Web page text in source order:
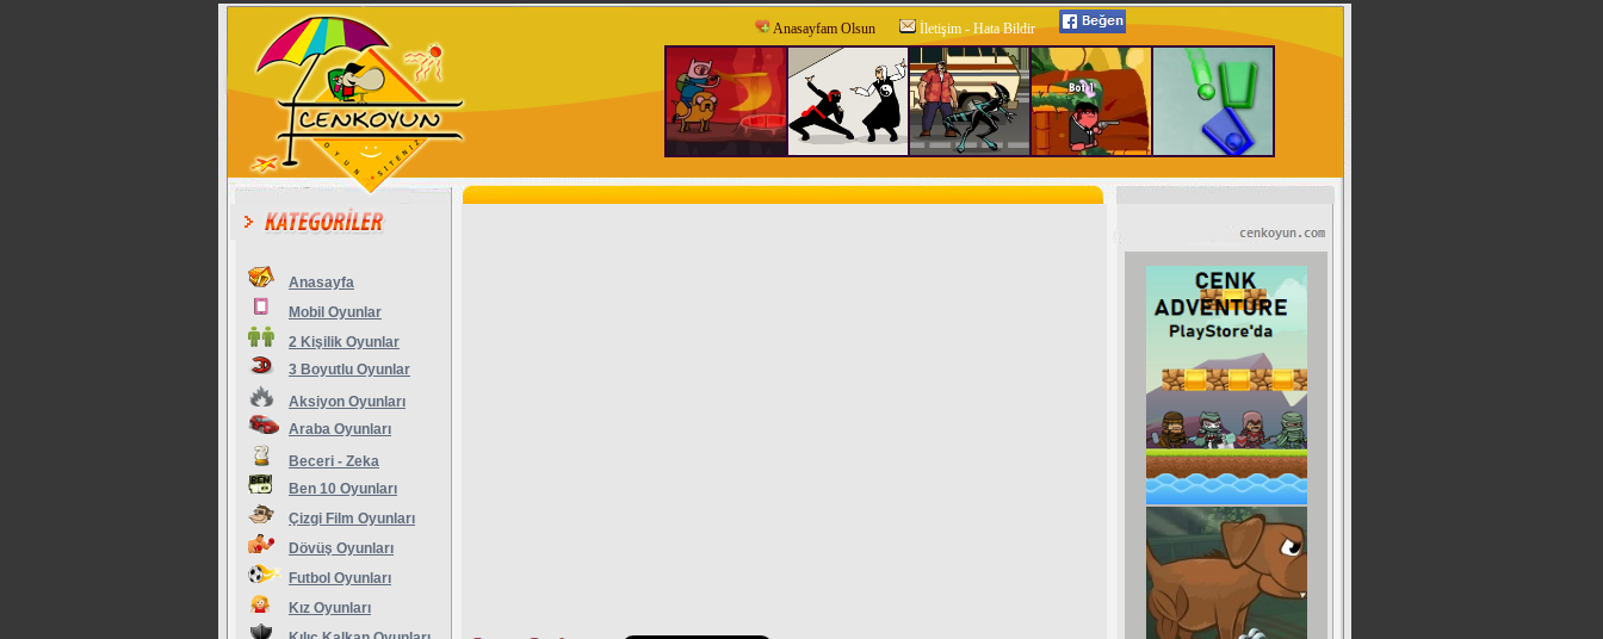
Anasayfam Olsun İletişim - Hata Bildir
Anasayfa
Mobil Oyunlar
2 Kişilik Oyunlar
3 Boyutlu Oyunlar
Aksiyon Oyunları
Araba Oyunları
Beceri - Zeka
Ben 10 Oyunları
Çizgi Film Oyunları
Dövüş Oyunları
Futbol Oyunları
Kız Oyunları